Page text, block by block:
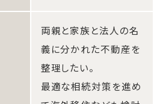
両親と家族と法人の名
義に分かれた不動産を
整理したい。
最適な相続対策を進め